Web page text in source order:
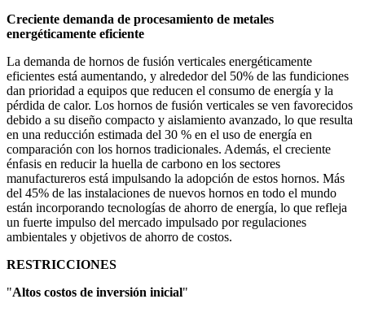
Creciente demanda de procesamiento de metales
energéticamente eficiente
La demanda de hornos de fusión verticales energéticamente
eficientes está aumentando, y alrededor del 50% de las fundiciones
dan prioridad a equipos que reducen el consumo de energía y la
pérdida de calor. Los hornos de fusión verticales se ven favorecidos
debido a su diseño compacto y aislamiento avanzado, lo que resulta
en una reducción estimada del 30 % en el uso de energía en
comparación con los hornos tradicionales. Además, el creciente
énfasis en reducir la huella de carbono en los sectores
manufactureros está impulsando la adopción de estos hornos. Más
del 45% de las instalaciones de nuevos hornos en todo el mundo
están incorporando tecnologías de ahorro de energía, lo que refleja
un fuerte impulso del mercado impulsado por regulaciones
ambientales y objetivos de ahorro de costos.
RESTRICCIONES
"Altos costos de inversión inicial"